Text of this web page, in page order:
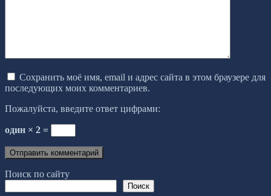
Сохранить моё имя, email и адрес сайта в этом браузере для
последующих моих комментариев.
Пожалуйста, введите ответ цифрами:
один × 2 =
Поиск по сайту
Поиск